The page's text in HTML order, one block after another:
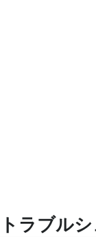
トラブル